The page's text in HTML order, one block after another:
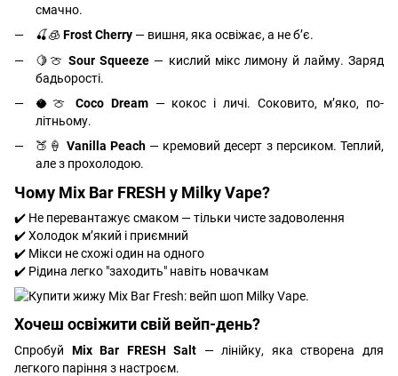
смачно.
🍒🧊Frost Cherry — вишня, яка освіжає, а не б’є.
🍋🍈Sour Squeeze — кислий мікс лимону й лайму. Заряд
бадьорості.
🥥🍈Coco Dream— кокос і личі. Соковито, м’яко, по-
літньому.
🍑🍦 Vanilla Peach— кремовий десерт з персиком. Теплий,
але з прохолодою.
Чому Mix Bar FRESH у Milky Vape?
✔️ Не перевантажує смаком — тільки чисте задоволення
✔️ Холодок м’який і приємний
✔️ Мікси не схожі один на одного
✔️ Рідина легко "заходить" навіть новачкам
Хочеш освіжити свій вейп-день?
Спробуй Mix Bar FRESH Salt — лінійку, яка створена для
легкого паріння з настроєм.